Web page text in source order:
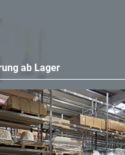
ab Lager